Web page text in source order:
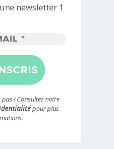
newsletter 1
Adresse
mail
*
! Consultez notre
pour plus